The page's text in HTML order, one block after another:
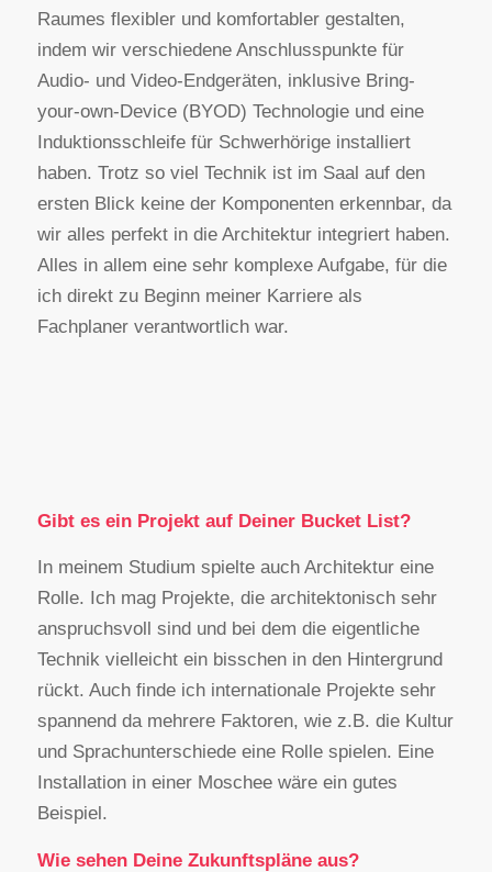
Raumes flexibler und komfortabler gestalten,
indem wir verschiedene Anschlusspunkte für
Audio- und Video-Endgeräten, inklusive Bring-
your-own-Device (BYOD) Technologie und eine
Induktionsschleife für Schwerhörige installiert
haben. Trotz so viel Technik ist im Saal auf den
ersten Blick keine der Komponenten erkennbar, da
wir alles perfekt in die Architektur integriert haben.
Alles in allem eine sehr komplexe Aufgabe, für die
ich direkt zu Beginn meiner Karriere als
Fachplaner verantwortlich war.
Gibt es ein Projekt auf Deiner Bucket List?
In meinem Studium spielte auch Architektur eine
Rolle. Ich mag Projekte, die architektonisch sehr
anspruchsvoll sind und bei dem die eigentliche
Technik vielleicht ein bisschen in den Hintergrund
rückt. Auch finde ich internationale Projekte sehr
spannend da mehrere Faktoren, wie z.B. die Kultur
und Sprachunterschiede eine Rolle spielen. Eine
Installation in einer Moschee wäre ein gutes
Beispiel.
Wie sehen Deine Zukunftspläne aus?